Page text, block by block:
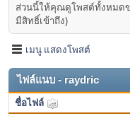
ส่วนนี้ให้คุณดูโพสต์ทั้งหมด
มีสิทธิ์เข้าถึง)
เมนู แสดงโพสต์
ไฟล์แนบ - raydric
ชื่อไฟล์